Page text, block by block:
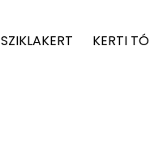
SZIKLAKERT KERTI TÓ